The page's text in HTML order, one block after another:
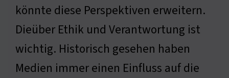
könnte diese Perspektiven erweitern.
Dieüber Ethik und Verantwortung ist
wichtig. Historisch gesehen haben
Medien immer einen Einfluss auf die